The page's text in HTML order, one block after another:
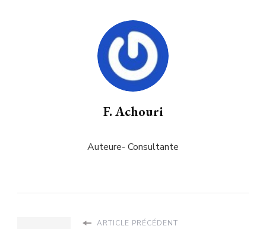
F. Achouri
Auteure- Consultante
ARTICLE PRÉCÉDENT